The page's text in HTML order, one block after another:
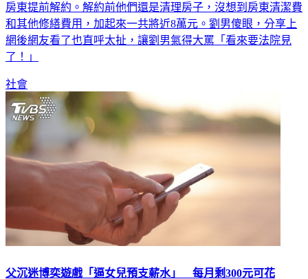
房東提前解約。解約前他們還是清理房子，沒想到房東清潔費
和其他修繕費用，加起來一共將近8萬元。劉男傻眼，分享上
網後網友看了也直呼太扯，讓劉男氣得大罵「看來要法院見
了！」
社會
父沉迷博奕遊戲「逼女兒預支薪水」 每月剩300元可花